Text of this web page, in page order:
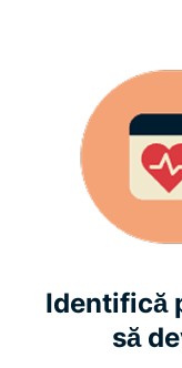
Identifică
să